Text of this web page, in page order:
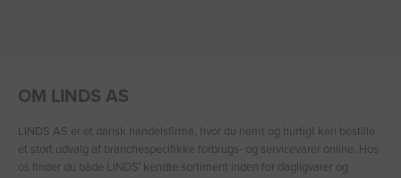
OM LINDS AS
LINDS AS er et dansk handelsfirma, hvor du nemt og hurtigt kan bestille
et stort udvalg af branchespecifikke forbrugs- og servicevarer online. Hos
os finder du både LINDS′ kendte sortiment inden for dagligvarer og